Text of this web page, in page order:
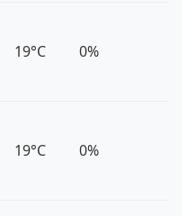
19°C 0%
19°C 0%